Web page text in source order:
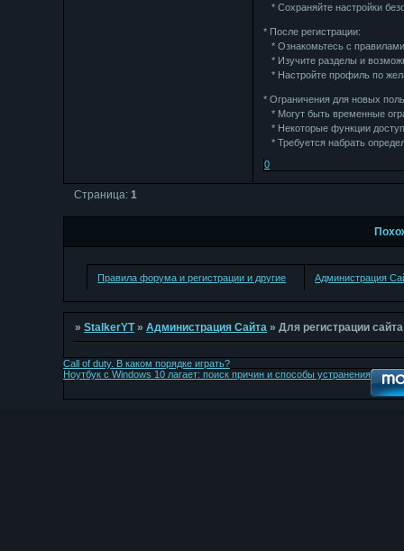
* Сохраняйте настройки
* После регистрации:
* Ознакомьтесь с
* Изучите разделы и
* Настройте профиль по
* Ограничения для новых
* Могут быть временные
* Некоторые функции
* Требуется набрать
0
Страница: 1
Правила форума и регистрации и другие Администрация
»StalkerYT »Администрация Сайта »Для регистрации сайта
Call of duty. В каком порядке играть?
Ноутбук с Windows 10 лагает: поиск причин и способы устранения